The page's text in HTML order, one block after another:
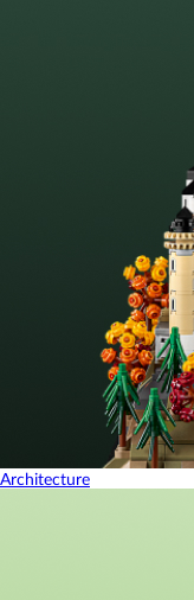
Architecture